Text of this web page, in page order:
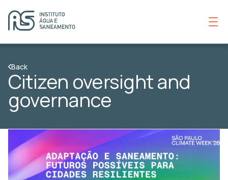
Back
Citizen oversight and
governance